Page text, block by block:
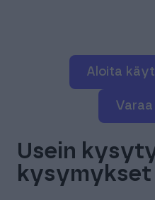
Aloita
Usein
kysymykset